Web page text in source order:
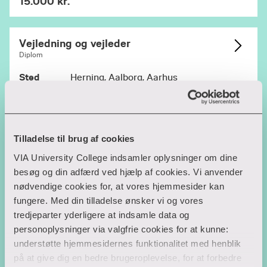
Tilladelse til brug af cookies
VIA University College indsamler oplysninger om dine
besøg og din adfærd ved hjælp af cookies. Vi anvender
nødvendige cookies for, at vores hjemmesider kan
fungere. Med din tilladelse ønsker vi og vores
tredjeparter yderligere at indsamle data og
personoplysninger via valgfrie cookies for at kunne:
understøtte hjemmesidernes funktionalitet med henblik
på at give dig en bedre brugeroplevelse, for at forbedre
Vejledning og vejleder
Diplom
Sted Herning, Aalborg, Aarhus
17. aug. 2026, 24. aug. 2026, 18. jan. 2027,
25. jan. 2027
ECTS 10
15.000 kr.
Valgmoduler (8)
Karrierelæring
Diplom
Sted Aarhus